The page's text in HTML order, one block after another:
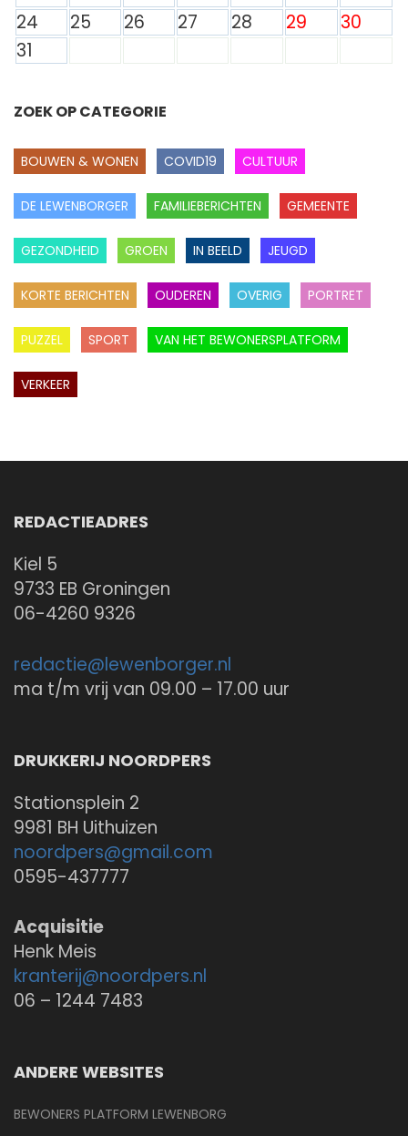
24
25 26 27 28 29
30
31
ZOEK OP CATEGORIE
BOUWEN & WONEN COVID19 CULTUUR
DE LEWENBORGER FAMILIEBERICHTEN GEMEENTE
GEZONDHEID GROEN IN BEELD JEUGD
KORTE BERICHTEN OUDEREN OVERIG PORTRET
PUZZEL SPORT VAN HET BEWONERSPLATFORM
VERKEER
REDACTIEADRES
Kiel 5
9733 EB Groningen
06-4260 9326
redactie@lewenborger.nl
ma t/m vrij van 09.00 – 17.00 uur
DRUKKERIJ NOORDPERS
Stationsplein 2
9981 BH Uithuizen
noordpers@gmail.com
0595-437777
Acquisitie
Henk Meis
kranterij@noordpers.nl
06 – 1244 7483
ANDERE WEBSITES
BEWONERS PLATFORM LEWENBORG